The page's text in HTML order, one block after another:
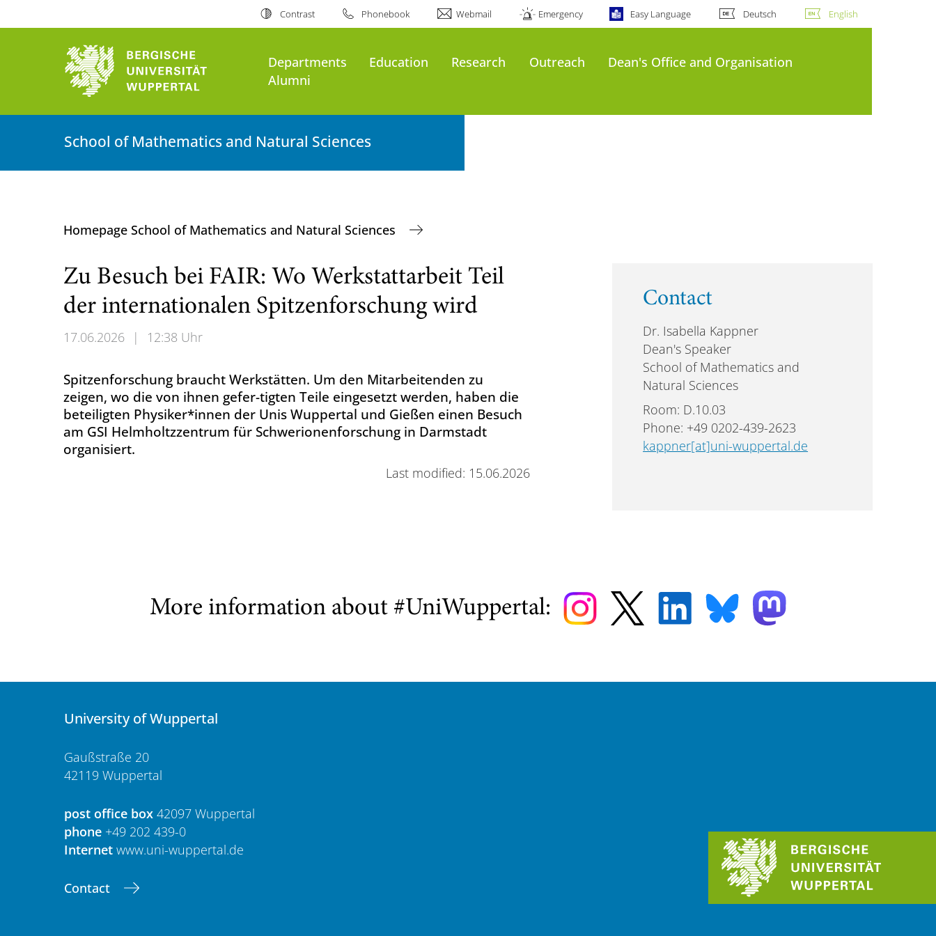
Contrast Phonebook Webmail Emergency Easy Language Deutsch English
Departments Education Research Outreach
Dean's Office and Organisation
Alumni
School of Mathematics and Natural Sciences
Homepage School of Mathematics and Natural Sciences
Zu Besuch bei FAIR: Wo Werkstattarbeit Teil
der internationalen Spitzenforschung wird
17.06.2026 | 12:38 Uhr
Spitzenforschung braucht Werkstätten. Um den Mitarbeitenden zu
zeigen, wo die von ihnen gefer-tigten Teile eingesetzt werden, haben die
beteiligten Physiker*innen der Unis Wuppertal und Gießen einen Besuch
am GSI Helmholtzzentrum für Schwerionenforschung in Darmstadt
organisiert.
Last modified: 15.06.2026
Contact
Dr. Isabella Kappner
Dean's Speaker
School of Mathematics and
Natural Sciences
Room: D.10.03
Phone: +49 0202-439-2623
kappner[at]uni-wuppertal.de
More information about #UniWuppertal:
University of Wuppertal
Gaußstraße 20
42119 Wuppertal
post office box 42097 Wuppertal
phone +49 202 439-0
Internet www.uni-wuppertal.de
Contact